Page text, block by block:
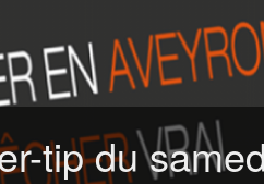
tip du